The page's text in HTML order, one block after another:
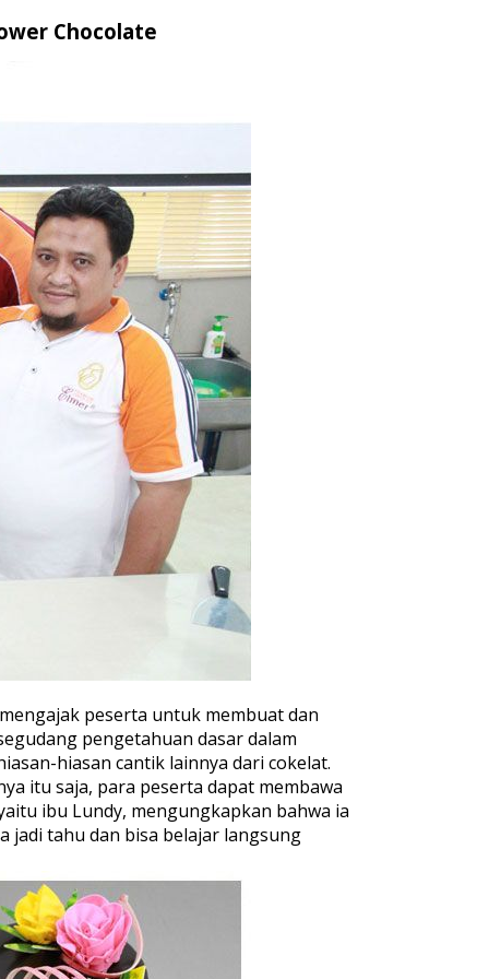
Chocolate
peserta untuk membuat dan
pengetahuan dasar dalam
hiasan cantik lainnya dari cokelat.
itu saja, para peserta dapat membawa
ibu Lundy, mengungkapkan bahwa ia
jadi tahu dan bisa belajar langsung